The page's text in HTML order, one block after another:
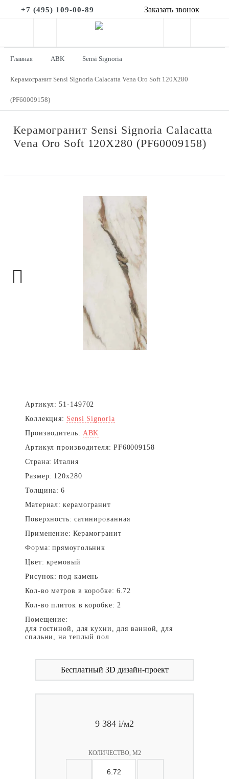
+7 (495) 109-00-89 Заказать звонок
Главная ABK Sensi Signoria
Керамогранит Sensi Signoria Calacatta Vena Oro Soft 120X280
(PF60009158)
Керамогранит Sensi Signoria Calacatta
Vena Oro Soft 120X280 (PF60009158)
Артикул: 51-149702
Коллекция: Sensi Signoria
Производитель: ABK
Артикул производителя: PF60009158
Страна: Италия
Размер: 120x280
Толщина: 6
Материал: керамогранит
Поверхность: сатинированная
Применение: Керамогранит
Форма: прямоугольник
Цвет: кремовый
Рисунок: под камень
Кол-во метров в коробке: 6.72
Кол-во плиток в коробке: 2
Помещение:
для гостиной, для кухни, для ванной, для
спальни, на теплый пол
Бесплатный 3D дизайн-проект
9 384 i/м2
КОЛИЧЕСТВО, М2